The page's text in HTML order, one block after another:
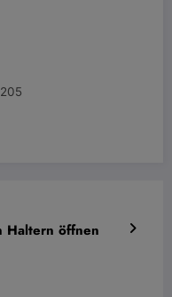
Haltern öffnen